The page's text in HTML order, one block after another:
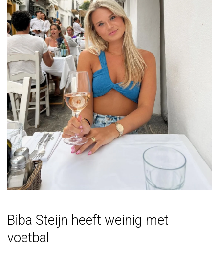
Biba Steijn heeft weinig met
voetbal